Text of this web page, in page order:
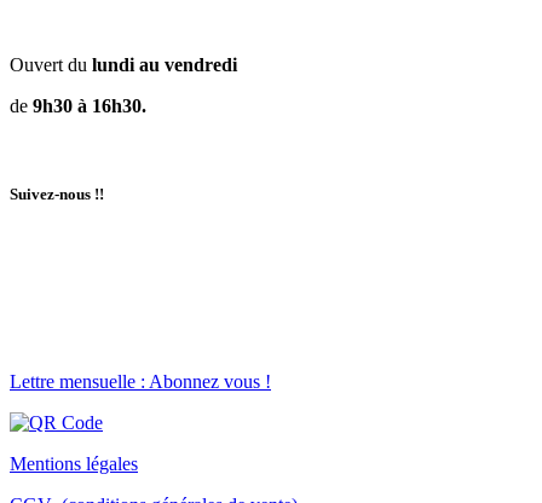
Ouvert du lundi au vendredi
de 9h30 à 16h30.
Suivez-nous !!
Lettre mensuelle : Abonnez vous !
Mentions légales